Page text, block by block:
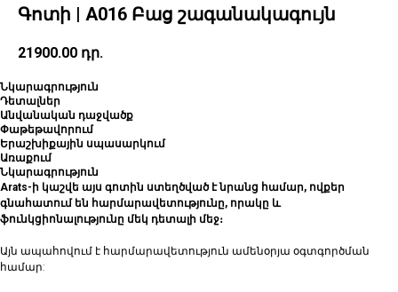
Գոտի | A016 Բաց շագանակագույն
21900.00 դր.
Նկարագրություն
Դետալներ
Անվանական դաջվածք
Փաթեթավորում
Երաշխիքային սպասարկում
Առաքում
Նկարագրություն
Arats-ի կաշվե այս գոտին ստեղծված է նրանց համար, ովքեր
գնահատում են հարմարավետությունը, որակը և
ֆունկցիոնալությունը մեկ դետալի մեջ։
Այն ապահովում է հարմարավետություն ամենօրյա օգտգործման
համար: